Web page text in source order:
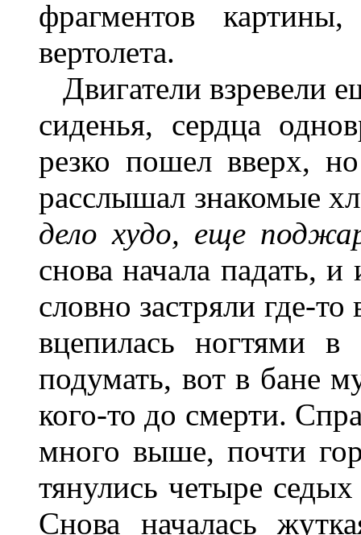
фрагментов
вертолета.
Двигатели взревели
сиденья, сердца
резко пошел вверх,
расслышал знакомые
дело худо, еще
снова начала падать,
словно застряли где-
вцепилась ногтями
подумать, вот в бане
кого-то до смерти.
много выше, почти
тянулись четыре
Снова началась